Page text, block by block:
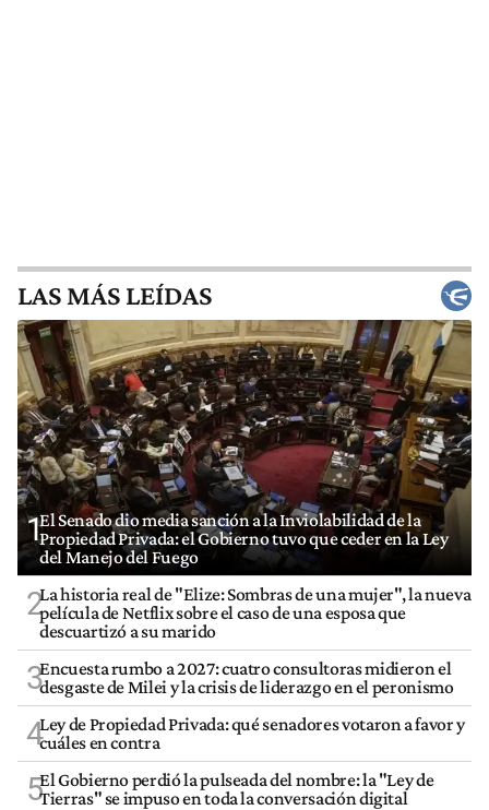
LAS MÁS LEÍDAS
1El Senado dio media sanción a la Inviolabilidad de la
Propiedad Privada: el Gobierno tuvo que ceder en la Ley
del Manejo del Fuego
2La historia real de "Elize: Sombras de una mujer", la nueva
película de Netflix sobre el caso de una esposa que
descuartizó a su marido
3Encuesta rumbo a 2027: cuatro consultoras midieron el
desgaste de Milei y la crisis de liderazgo en el peronismo
4Ley de Propiedad Privada: qué senadores votaron a favor y
cuáles en contra
5El Gobierno perdió la pulseada del nombre: la "Ley de
Tierras" se impuso en toda la conversación digital